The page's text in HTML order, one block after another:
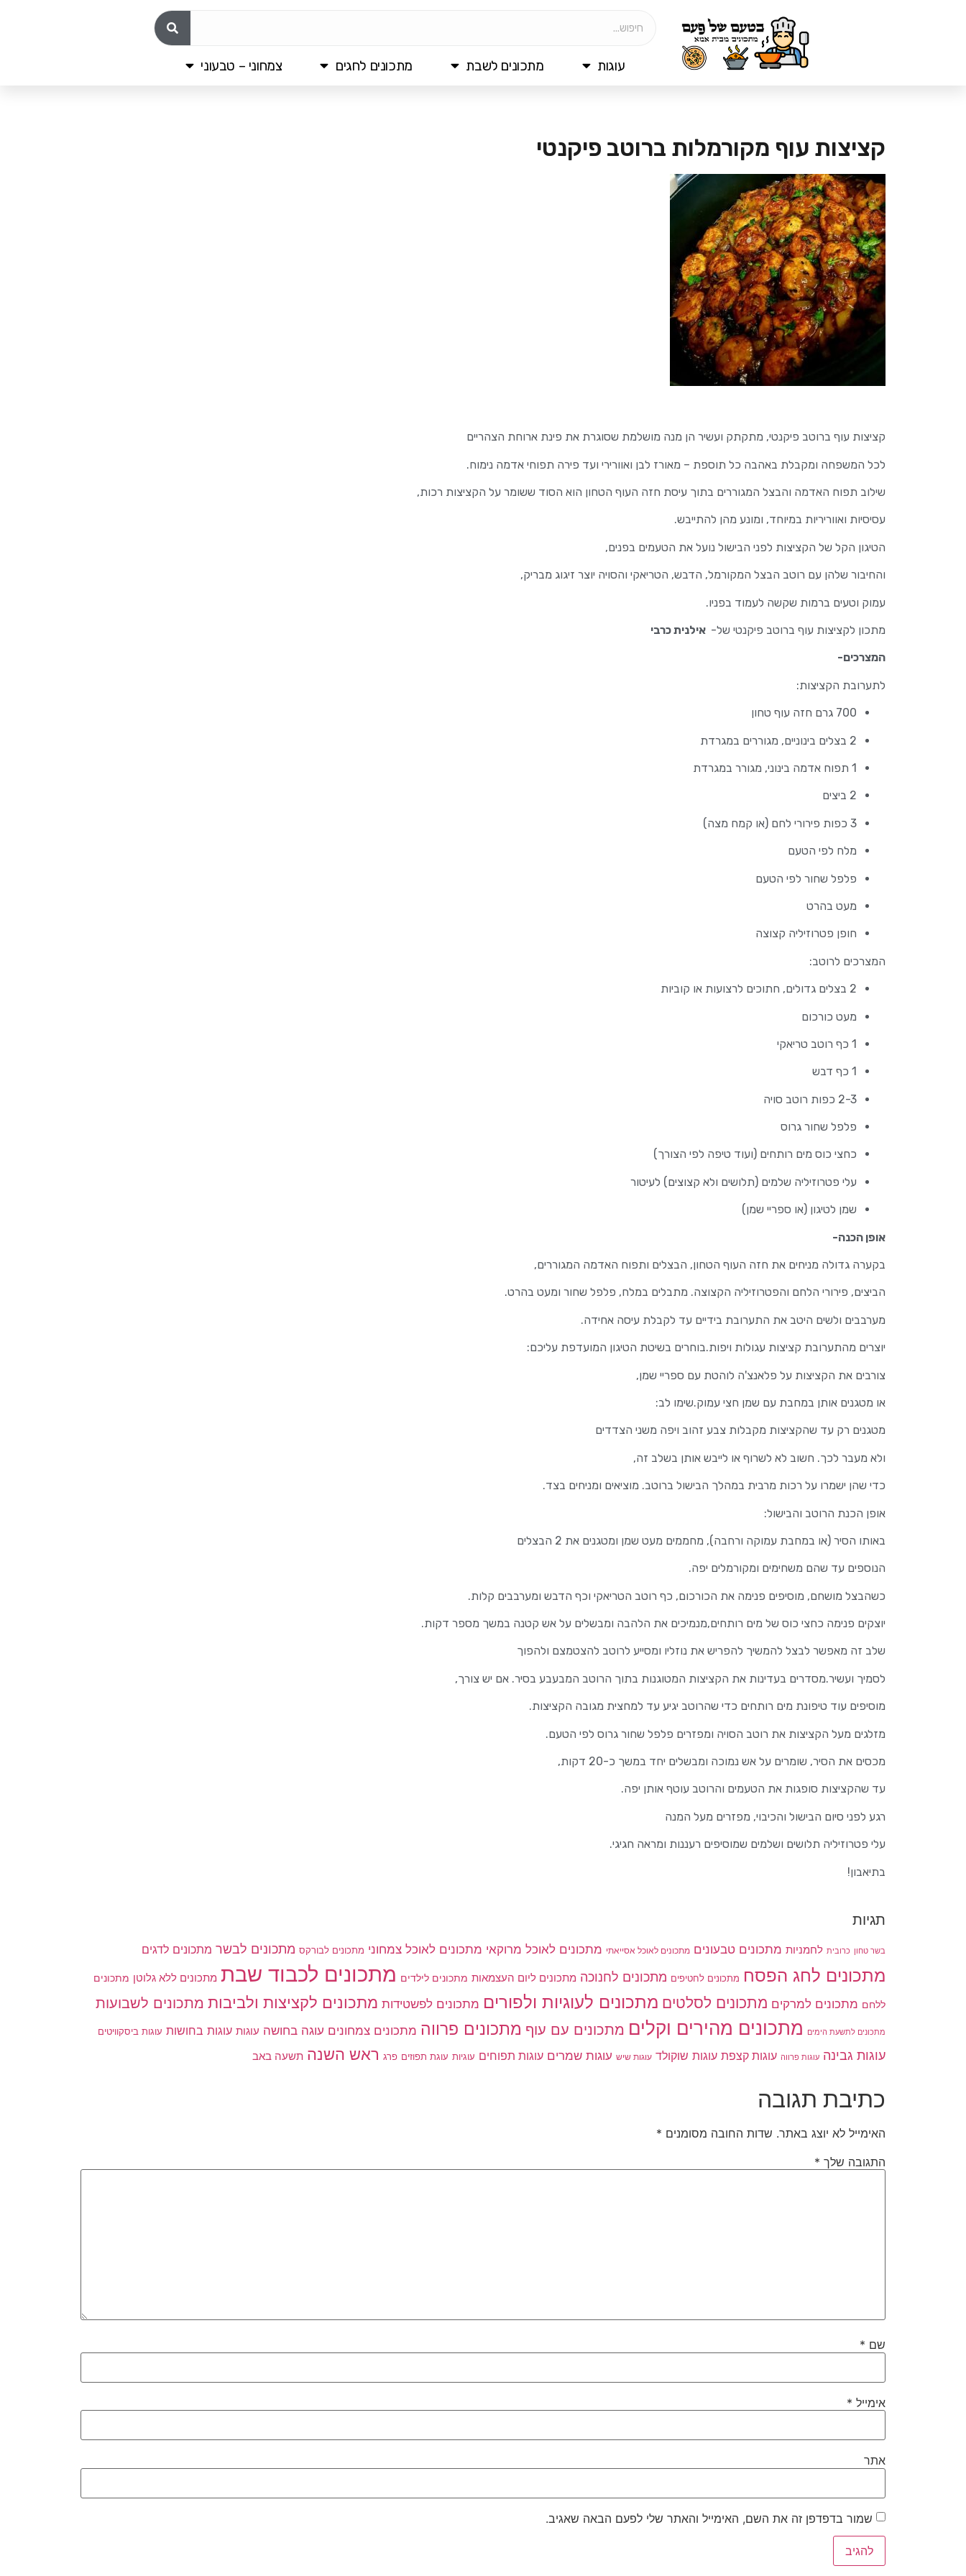
עוגות מתכונים לשבת מתכונים לחגים צמחוני – טבעוני
קציצות עוף מקורמלות ברוטב פיקנטי
קציצות עוף ברוטב פיקנטי, מתקתק ועשיר הן מנה מושלמת שסוגרת את פינת ארוחת הצהריים
לכל המשפחה ומקבלת באהבה כל תוספת – מאורז לבן ואוורירי ועד פירה תפוחי אדמה נימוח.
שילוב תפוח האדמה והבצל המגוררים בתוך עיסת חזה העוף הטחון הוא הסוד ששומר על הקציצות רכות,
עסיסיות ואווריריות במיוחד, ומונע מהן להתייבש.
הטיגון הקל של הקציצות לפני הבישול נועל את הטעמים בפנים,
והחיבור שלהן עם רוטב הבצל המקורמל, הדבש, הטריאקי והסויה יוצר זיגוג מבריק,
עמוק וטעים ברמות שקשה לעמוד בפניו.
מתכון לקציצות עוף ברוטב פיקנטי של- אילנית כרבי
המצרכים-
לתערובת הקציצות:
700 גרם חזה עוף טחון
2 בצלים בינוניים, מגוררים במגרדת
1 תפוח אדמה בינוני, מגורר במגרדת
2 ביצים
3 כפות פירורי לחם (או קמח מצה)
מלח לפי הטעם
פלפל שחור לפי הטעם
מעט בהרט
חופן פטרוזיליה קצוצה
המצרכים לרוטב:
2 בצלים גדולים, חתוכים לרצועות או קוביות
מעט כורכום
1 כף רוטב טריאקי
1 כף דבש
2-3 כפות רוטב סויה
פלפל שחור גרוס
כחצי כוס מים רותחים (ועוד טיפה לפי הצורך)
עלי פטרוזיליה שלמים (תלושים ולא קצוצים) לעיטור
שמן לטיגון (או ספריי שמן)
אופן הכנה-
בקערה גדולה מניחים את חזה העוף הטחון, הבצלים ותפוח האדמה המגוררים,
הביצים, פירורי הלחם והפטרוזיליה הקצוצה. מתבלים במלח, פלפל שחור ומעט בהרט.
מערבבים ולשים היטב את התערובת בידיים עד לקבלת עיסה אחידה.
יוצרים מהתערובת קציצות עגולות ויפות.בוחרים בשיטת הטיגון המועדפת עליכם:
צורבים את הקציצות על פלאנצ'ה לוהטת עם ספריי שמן,
או מטגנים אותן במחבת עם שמן חצי עמוק.שימו לב:
מטגנים רק עד שהקציצות מקבלות צבע זהוב ויפה משני הצדדים
ולא מעבר לכך. חשוב לא לשרוף או לייבש אותן בשלב זה,
כדי שהן ישמרו על רכות מרבית במהלך הבישול ברוטב. מוציאים ומניחים בצד.
אופן הכנת הרוטב והבישול:
באותו הסיר (או במחבת עמוקה ורחבה), מחממים מעט שמן ומטגנים את 2 הבצלים
הנוספים עד שהם משחימים ומקורמלים יפה.
כשהבצל מושחם, מוסיפים פנימה את הכורכום, כף רוטב הטריאקי וכף הדבש ומערבבים קלות.
יוצקים פנימה כחצי כוס של מים רותחים,מנמיכים את הלהבה ומבשלים על אש קטנה במשך מספר דקות.
שלב זה מאפשר לבצל להמשיך להפריש את נוזליו ומסייע לרוטב להצטמצם ולהפוך
לסמיך ועשיר.מסדרים בעדינות את הקציצות המטוגנות בתוך הרוטב המבעבע בסיר. אם יש צורך,
מוסיפים עוד טיפונת מים רותחים כדי שהרוטב יגיע עד למחצית מגובה הקציצות.
מזלגים מעל הקציצות את רוטב הסויה ומפזרים פלפל שחור גרוס לפי הטעם.
מכסים את הסיר, שומרים על אש נמוכה ומבשלים יחד במשך כ-20 דקות,
עד שהקציצות סופגות את הטעמים והרוטב עוטף אותן יפה.
רגע לפני סיום הבישול והכיבוי, מפזרים מעל המנה
עלי פטרוזיליה תלושים ושלמים שמוסיפים רעננות ומראה חגיגי.
בתיאבון!
תגיות
בשר טחון כרובית לחמניות מתכונים טבעונים מתכונים לאוכל אסייאתי מתכונים לאוכל מרוקאי מתכונים לאוכל צמחוני מתכונים לבורקס מתכונים לבשר מתכונים לדגים
מתכונים לחג הפסח מתכונים לחטיפים מתכונים לחנוכה מתכונים ליום העצמאות מתכונים לילדים מתכונים לכבוד שבת מתכונים ללא גלוטן מתכונים
ללחם מתכונים למרקים מתכונים לסלטים מתכונים לעוגיות ולפורים מתכונים לפשטידות מתכונים לקציצות ולביבות מתכונים לשבועות
מתכונים לתשעת הימים מתכונים מהירים וקלים מתכונים עם עוף מתכונים פרווה מתכונים צמחונים עוגה בחושה עוגות עוגות בחושות עוגות ביסקוויטים
עוגות גבינה עוגות פרווה עוגות קצפת עוגות שוקולד עוגות שיש עוגות שמרים עוגות תפוחים עוגיות עוגת תפוזים פרג ראש השנה תשעה באב
כתיבת תגובה
האימייל לא יוצג באתר. שדות החובה מסומנים *
התגובה שלך *
שם *
אימייל *
אתר
שמור בדפדפן זה את השם, האימייל והאתר שלי לפעם הבאה שאגיב.